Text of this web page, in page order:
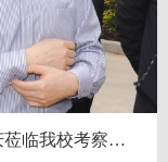
江西省委工委主席、教育厅厅长虞国庆莅临我校考察指导工作